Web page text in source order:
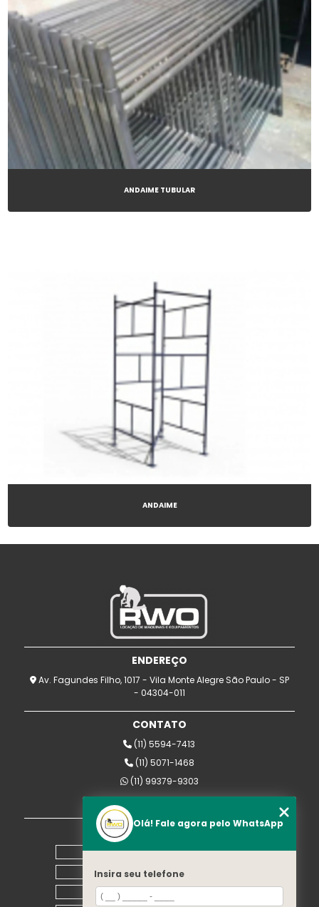
ANDAIME TUBULAR
ANDAIME
ENDEREÇO
Av. Fagundes Filho, 1017 - Vila Monte Alegre São Paulo - SP
- 04304-011
CONTATO
(11) 5594-7413
(11) 5071-1468
(11) 99379-9303
rwomaquinas@uol.com.br
MENU
Home
Empresa
Equipamentos
Olá! Fale agora pelo WhatsApp
Insira seu telefone